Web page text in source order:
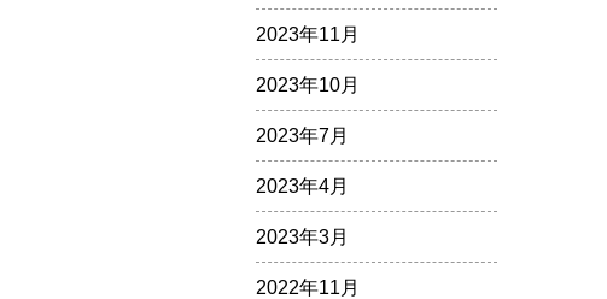
2023年11月
2023年10月
2023年7月
2023年4月
2023年3月
2022年11月